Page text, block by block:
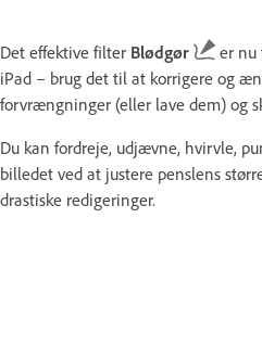
Det effektive filter Blødgør
er nu
iPad – brug det til at korrigere og
forvrængninger (eller lave dem) og
Du kan fordreje, udjævne, hvirvle,
billedet ved at justere penslens
drastiske redigeringer.